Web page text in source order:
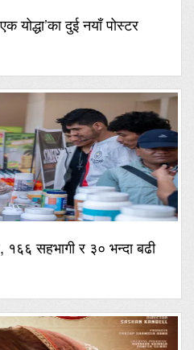
योद्धा’का दुई नयाँ पोस्टर
सहभागी र ३० भन्दा बढी